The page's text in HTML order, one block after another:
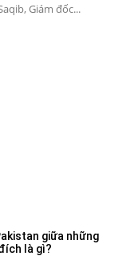
Giám đốc...
giữa những
là gì?